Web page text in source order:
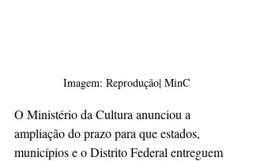
Imagem: Reprodução| MinC
O Ministério da Cultura anunciou a
ampliação do prazo para que estados,
municípios e o Distrito Federal entreguem